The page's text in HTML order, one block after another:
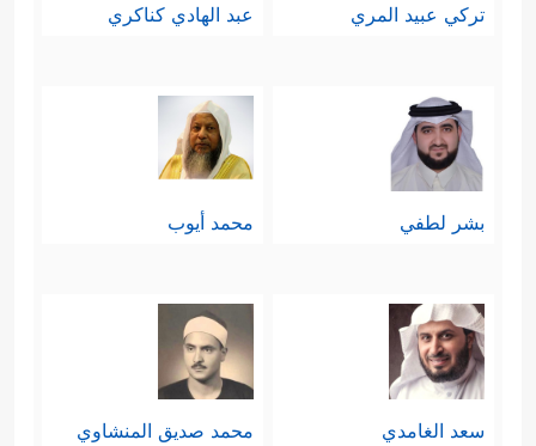
تركي عبيد المري عبد الهادي كناكري
بشر لطفي محمد أيوب
سعد الغامدي محمد صديق المنشاوي